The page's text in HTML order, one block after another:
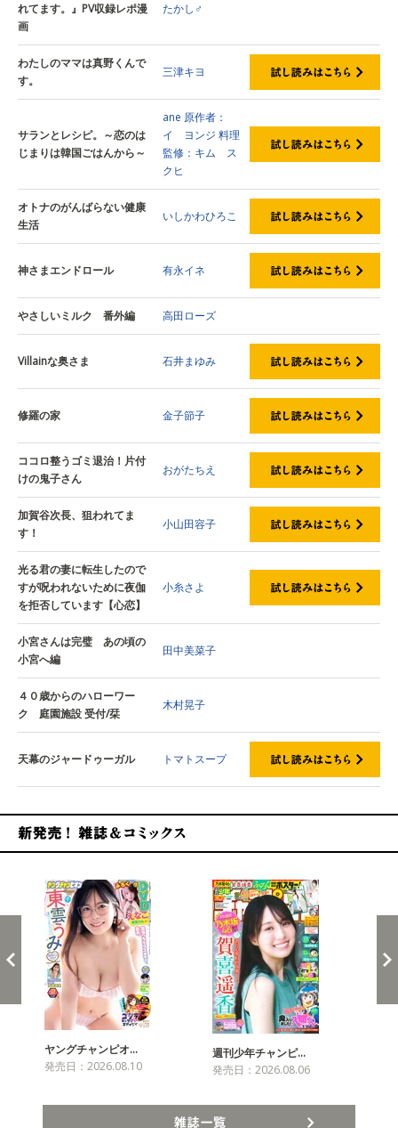
れてます。』PV収録レポ漫
画
たかし♂
わたしのママは真野くんで
す。
三津キヨ
サランとレシピ。～恋のは
じまりは韓国ごはんから～
ane 原作者：
イ ヨンジ 料理
監修：キム ス
クヒ
オトナのがんばらない健康
生活
いしかわひろこ
神さまエンドロール 有永イネ
やさしいミルク 番外編 高田ローズ
Villainな奥さま 石井まゆみ
修羅の家 金子節子
ココロ整うゴミ退治！片付
けの鬼子さん
おがたちえ
加賀谷次長、狙われてま
す！
小山田容子
光る君の妻に転生したので
すが呪われないために夜伽
を拒否しています【心恋】
小糸さよ
小宮さんは完璧 あの頃の
小宮へ編
田中美菜子
４０歳からのハローワー
ク 庭園施設 受付/栞
木村晃子
天幕のジャードゥーガル トマトスープ
ヤングチャンピオ…
発売日：2026.08.10
週刊少年チャンピ…
発売日：2026.08.06